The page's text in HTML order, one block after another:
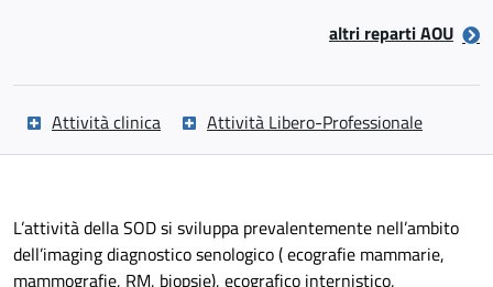
altri reparti AOU
Attività clinica Attività Libero-Professionale
L’attività della SOD si sviluppa prevalentemente nell’ambito
dell’imaging diagnostico senologico ( ecografie mammarie,
mammografie, RM, biopsie), ecografico internistico,